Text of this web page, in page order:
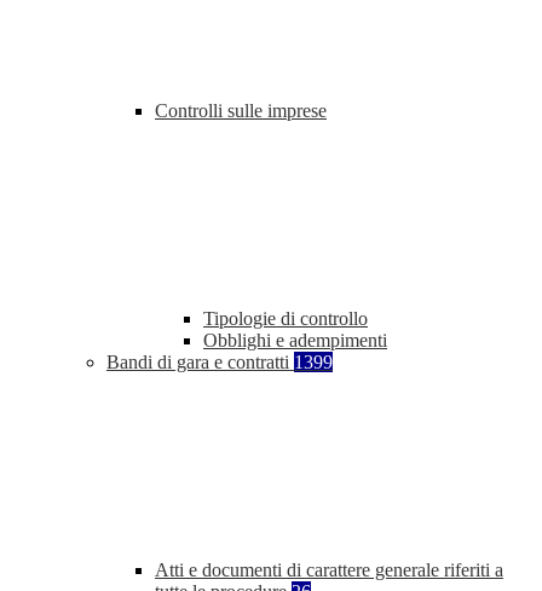
Controlli sulle imprese
Tipologie di controllo
Obblighi e adempimenti
Bandi di gara e contratti 1399
Atti e documenti di carattere generale riferiti a